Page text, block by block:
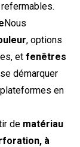
Nous
, options
et fenêtres
démarquer
en
de matériau
à